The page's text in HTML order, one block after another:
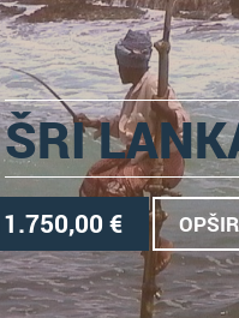
ŠRI
1.750,00 €